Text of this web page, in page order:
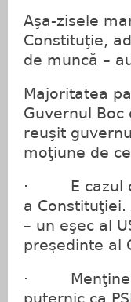
Aşa-zisele
Constituţie,
de muncă –
Majoritatea
Guvernul
reuşit
moţiune de
· E cazul ca
a
– un eşec al
preşedinte al
·
puternic ca